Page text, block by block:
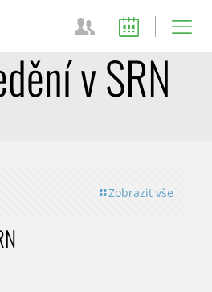
v SRN
Zobrazit vše